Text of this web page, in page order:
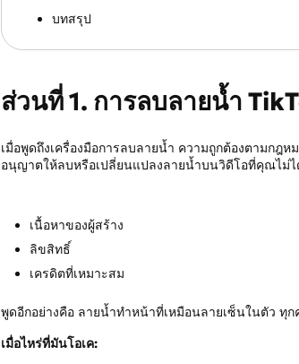
บทสรุป
ส่วนที่ 1. การลบลายน้ำ
เมื่อพูดถึงเครื่องมือการลบลายน้ำ ความถูกต้องตามกฎ
อนุญาตให้ลบหรือเปลี่ยนแปลงลายน้ำบนวิดีโอที่คุณไม่ไ
เนื้อหาของผู้สร้าง
ลิขสิทธิ์
เครดิตที่เหมาะสม
พูดอีกอย่างคือ ลายน้ำทำหน้าที่เหมือนลายเซ็นในตัว ทุ
เมื่อไหร่ที่มันโอเค: